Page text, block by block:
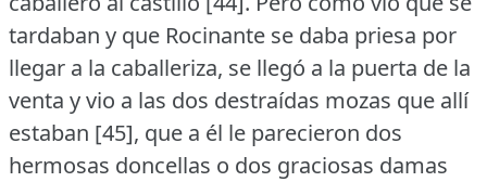
tardaban y que Rocinante se daba priesa por
llegar a la caballeriza, se llegó a la puerta de la
venta y vio a las dos destraídas mozas que allí
estaban [45], que a él le parecieron dos
hermosas doncellas o dos graciosas damas